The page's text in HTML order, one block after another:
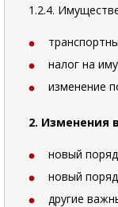
1.2.4.
налог на
изменение
2. Изменения
новый
новый
другие